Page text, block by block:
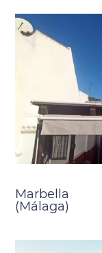
Marbella
(Málaga)